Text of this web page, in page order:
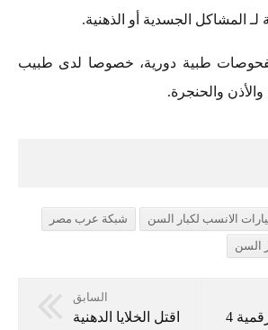
المشاكل الجسدية أو الذهنية.
طبية دورية، خصوصا لدى طبيب
والحنجرة.
الانسب لكبار السن
شبكة عرب مصر
السن
العملات الرقمية 4
السابق
اقتل الخلايا الدهنية